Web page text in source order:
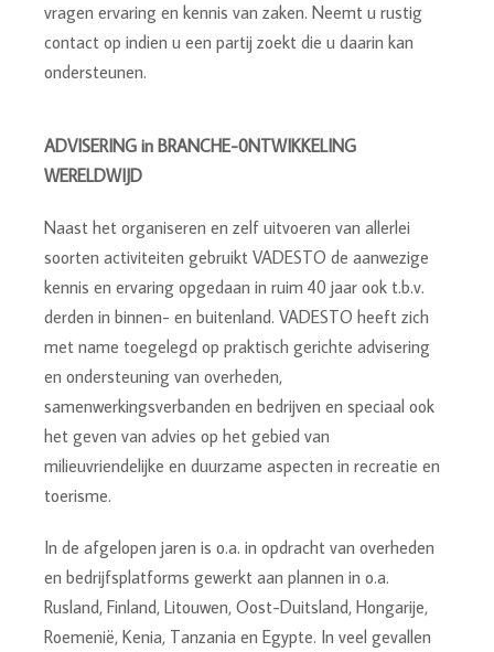
vragen ervaring en kennis van zaken. Neemt u rustig
contact op indien u een partij zoekt die u daarin kan
ondersteunen.
ADVISERING in BRANCHE-0NTWIKKELING
WERELDWIJD
Naast het organiseren en zelf uitvoeren van allerlei
soorten activiteiten gebruikt VADESTO de aanwezige
kennis en ervaring opgedaan in ruim 40 jaar ook t.b.v.
derden in binnen- en buitenland. VADESTO heeft zich
met name toegelegd op praktisch gerichte advisering
en ondersteuning van overheden,
samenwerkingsverbanden en bedrijven en speciaal ook
het geven van advies op het gebied van
milieuvriendelijke en duurzame aspecten in recreatie en
toerisme.
In de afgelopen jaren is o.a. in opdracht van overheden
en bedrijfsplatforms gewerkt aan plannen in o.a.
Rusland, Finland, Litouwen, Oost-Duitsland, Hongarije,
Roemenië, Kenia, Tanzania en Egypte. In veel gevallen